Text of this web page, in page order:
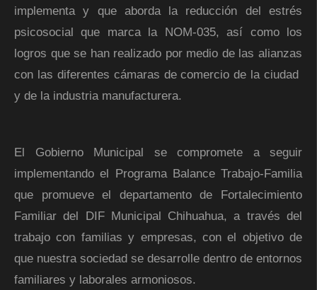
implementa y que aborda la reducción del estrés
psicosocial que marca la NOM-035, así como los
logros que se han realizado por medio de las alianzas
con las diferentes cámaras de comercio de la ciudad
y de la industria manufacturera.
El Gobierno Municipal se compromete a seguir
implementando el Programa Balance Trabajo-Familia
que promueve el departamento de Fortalecimiento
Familiar del DIF Municipal Chihuahua, a través del
trabajo con familias y empresas, con el objetivo de
que nuestra sociedad se desarrolle dentro de entornos
familiares y laborales armoniosos.